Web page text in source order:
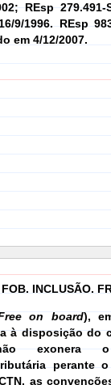
REsp
9/1996. REsp
em 4/12/2007.
INCLUSÃO.
on board),
à disposição do
não exonera
perante
as